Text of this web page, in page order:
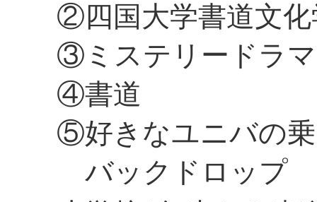
②四国大学書道文化
③ミステリードラ
④書道
⑤好きなユニバの
バックドロップ